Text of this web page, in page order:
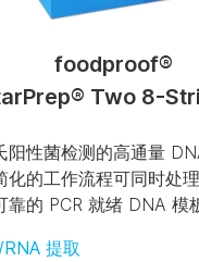
foodproof®
Two 8-
阳性菌检测的高通量
化的工作流程可同时处
靠的 PCR 就绪 DNA 模
提取